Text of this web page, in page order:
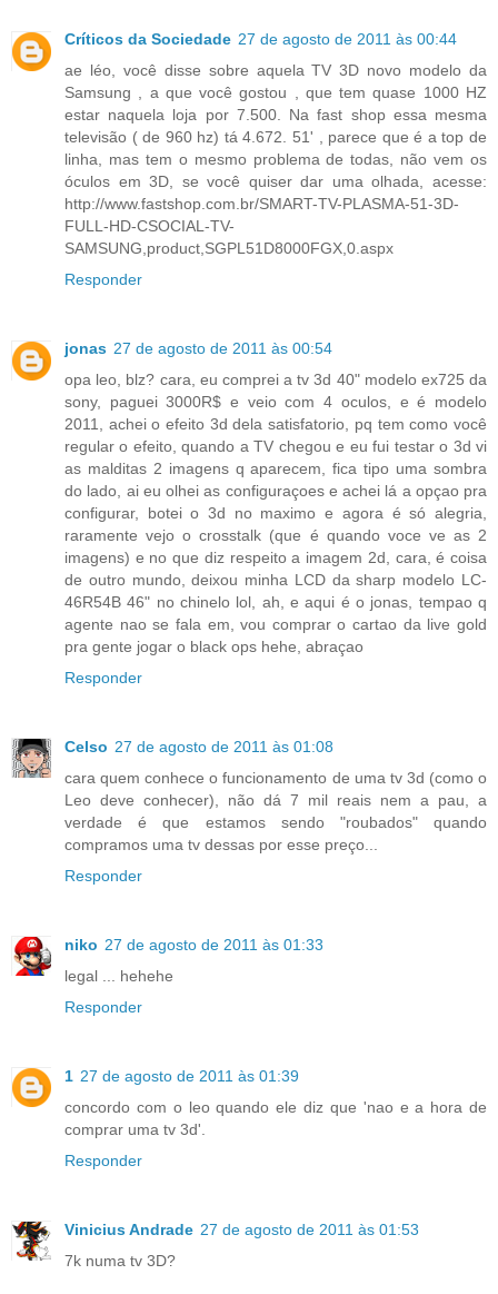
Críticos da Sociedade 27 de agosto de 2011 às 00:44
ae léo, você disse sobre aquela TV 3D novo modelo da
Samsung , a que você gostou , que tem quase 1000 HZ
estar naquela loja por 7.500. Na fast shop essa mesma
televisão ( de 960 hz) tá 4.672. 51' , parece que é a top de
linha, mas tem o mesmo problema de todas, não vem os
óculos em 3D, se você quiser dar uma olhada, acesse:
http://www.fastshop.com.br/SMART-TV-PLASMA-51-3D-
FULL-HD-CSOCIAL-TV-
SAMSUNG,product,SGPL51D8000FGX,0.aspx
Responder
jonas 27 de agosto de 2011 às 00:54
opa leo, blz? cara, eu comprei a tv 3d 40" modelo ex725 da
sony, paguei 3000R$ e veio com 4 oculos, e é modelo
2011, achei o efeito 3d dela satisfatorio, pq tem como você
regular o efeito, quando a TV chegou e eu fui testar o 3d vi
as malditas 2 imagens q aparecem, fica tipo uma sombra
do lado, ai eu olhei as configuraçoes e achei lá a opçao pra
configurar, botei o 3d no maximo e agora é só alegria,
raramente vejo o crosstalk (que é quando voce ve as 2
imagens) e no que diz respeito a imagem 2d, cara, é coisa
de outro mundo, deixou minha LCD da sharp modelo LC-
46R54B 46" no chinelo lol, ah, e aqui é o jonas, tempao q
agente nao se fala em, vou comprar o cartao da live gold
pra gente jogar o black ops hehe, abraçao
Responder
Celso 27 de agosto de 2011 às 01:08
cara quem conhece o funcionamento de uma tv 3d (como o
Leo deve conhecer), não dá 7 mil reais nem a pau, a
verdade é que estamos sendo "roubados" quando
compramos uma tv dessas por esse preço...
Responder
niko 27 de agosto de 2011 às 01:33
legal ... hehehe
Responder
1 27 de agosto de 2011 às 01:39
concordo com o leo quando ele diz que 'nao e a hora de
comprar uma tv 3d'.
Responder
Vinicius Andrade 27 de agosto de 2011 às 01:53
7k numa tv 3D?